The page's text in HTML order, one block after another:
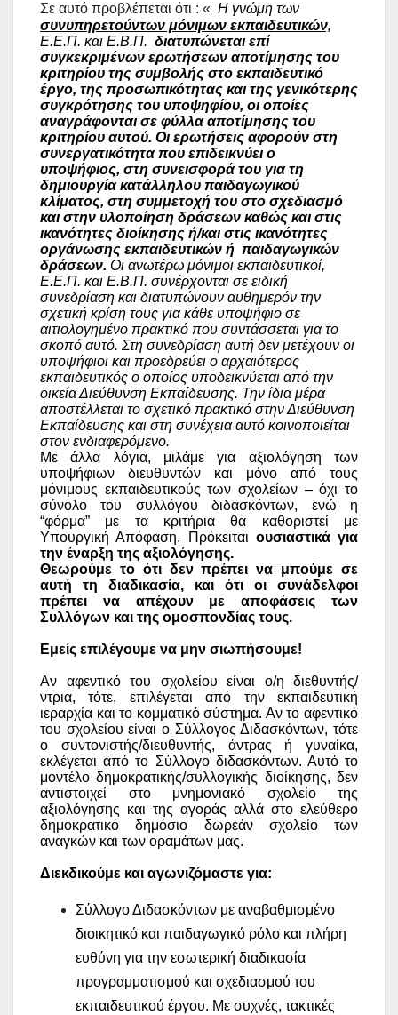
Σε αυτό προβλέπεται ότι : « Η γνώμη των
συνυπηρετούντων μόνιμων εκπαιδευτικών,
Ε.Ε.Π. και Ε.Β.Π. διατυπώνεται επί
συγκεκριμένων ερωτήσεων αποτίμησης του
κριτηρίου της συμβολής στο εκπαιδευτικό
έργο, της προσωπικότητας και της γενικότερης
συγκρότησης του υποψηφίου, οι οποίες
αναγράφονται σε φύλλα αποτίμησης του
κριτηρίου αυτού. Οι ερωτήσεις αφορούν στη
συνεργατικότητα που επιδεικνύει ο
υποψήφιος, στη συνεισφορά του για τη
δημιουργία κατάλληλου παιδαγωγικού
κλίματος, στη συμμετοχή του στο σχεδιασμό
και στην υλοποίηση δράσεων καθώς και στις
ικανότητες διοίκησης ή/και στις ικανότητες
οργάνωσης εκπαιδευτικών ή παιδαγωγικών
δράσεων. Οι ανωτέρω μόνιμοι εκπαιδευτικοί,
Ε.Ε.Π. και Ε.Β.Π. συνέρχονται σε ειδική
συνεδρίαση και διατυπώνουν αυθημερόν την
σχετική κρίση τους για κάθε υποψήφιο σε
αιτιολογημένο πρακτικό που συντάσσεται για το
σκοπό αυτό. Στη συνεδρίαση αυτή δεν μετέχουν οι
υποψήφιοι και προεδρεύει ο αρχαιότερος
εκπαιδευτικός ο οποίος υποδεικνύεται από την
οικεία Διεύθυνση Εκπαίδευσης. Την ίδια μέρα
αποστέλλεται το σχετικό πρακτικό στην Διεύθυνση
Εκπαίδευσης και στη συνέχεια αυτό κοινοποιείται
στον ενδιαφερόμενο.
Με άλλα λόγια, μιλάμε για αξιολόγηση των
υποψήφιων διευθυντών και μόνο από τους
μόνιμους εκπαιδευτικούς των σχολείων – όχι το
σύνολο του συλλόγου διδασκόντων, ενώ η
“φόρμα” με τα κριτήρια θα καθοριστεί με
Υπουργική Απόφαση. Πρόκειται ουσιαστικά για
την έναρξη της αξιολόγησης.
Θεωρούμε το ότι δεν πρέπει να μπούμε σε
αυτή τη διαδικασία, και ότι οι συνάδελφοι
πρέπει να απέχουν με αποφάσεις των
Συλλόγων και της ομοσπονδίας τους.
Εμείς επιλέγουμε να μην σιωπήσουμε!
Αν αφεντικό του σχολείου είναι ο/η διεθυντής/
ντρια, τότε, επιλέγεται από την εκπαιδευτική
ιεραρχία και το κομματικό σύστημα. Αν το αφεντικό
του σχολείου είναι ο Σύλλογος Διδασκόντων, τότε
ο συντονιστής/διευθυντής, άντρας ή γυναίκα,
εκλέγεται από το Σύλλογο διδασκόντων. Αυτό το
μοντέλο δημοκρατικής/συλλογικής διοίκησης, δεν
αντιστοιχεί στο μνημονιακό σχολείο της
αξιολόγησης και της αγοράς αλλά στο ελεύθερο
δημοκρατικό δημόσιο δωρεάν σχολείο των
αναγκών και των οραμάτων μας.
Διεκδικούμε και αγωνιζόμαστε για:
Σύλλογο Διδασκόντων με αναβαθμισμένο
διοικητικό και παιδαγωγικό ρόλο και πλήρη
ευθύνη για την εσωτερική διαδικασία
προγραμματισμού και σχεδιασμού του
εκπαιδευτικού έργου. Με συχνές, τακτικές